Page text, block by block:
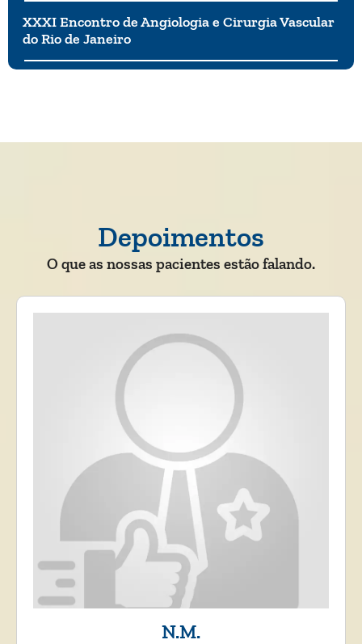
XXXI Encontro de Angiologia e Cirurgia Vascular
do Rio de Janeiro
Depoimentos
O que as nossas pacientes estão falando.
N.M.